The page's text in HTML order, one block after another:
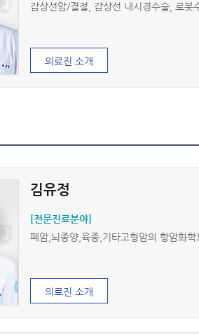
갑상선암/결절, 갑상선 내시경수술, 로봇
의료진 소개
김유정
[전문진료분야]
폐암,뇌종양,육종,기타고형암의 항암화
의료진 소개